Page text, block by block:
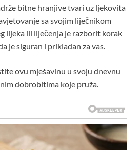
bitne hranjive tvari uz ljekovita
sa svojim liječnikom
lijeka ili liječenja je razborit korak
je siguran i prikladan za vas.
ovu mješavinu u svoju dnevnu
dobrobitima koje pruža.